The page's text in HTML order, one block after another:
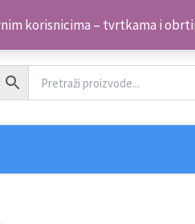
korisnicima – tvrtkama i